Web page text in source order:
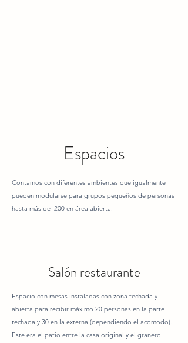
Espacios
Contamos con diferentes ambientes que igualmente
pueden modularse para grupos pequeños de personas
hasta más de 200 en área abierta.
Salón restaurante
Espacio con mesas instaladas con zona techada y
abierta para recibir máximo 20 personas en la parte
techada y 30 en la externa (dependiendo el acomodo).
Este era el patio entre la casa original y el granero.